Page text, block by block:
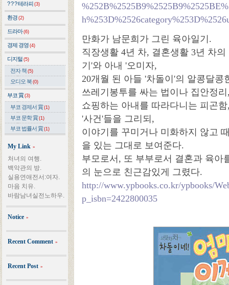
? ? ? 테라피 (3)
환경 (2)
드라마(6)
경제 경영 (4)
디지털 (5)
전자 책 (5)
오디오 북 (0)
부코 賞(3)
부코 경제서 賞(1)
부코 문학 賞(1)
부코 법률서 賞(1)
My Link »
처녀의 여행.
백악관의 방.
실용연애전서:여자.
마음 치유.
바람남녀실전노하우.
Notice »
Recent Comment »
Recent Post »
만화가 남문희가 그린 육아일기.
직장생활 4년 차, 결혼생활 3년 차
기'와 아내 '오미자,
20개월 된 아들 '차돌이'의 알콩달콩
쓰레기봉투를 싸는 법이나 집안정
쇼핑하는 아내를 따라다니는 피곤
'사건'들을 그리되,
이야기를 꾸미거나 미화하지 않고
을 있는 그대로 보여준다.
부모로서, 또 부부로서 결혼과 육아
의 눈으로 친근감있게 그렸다.
http://www.ypbooks.co.kr/ypbooks/
p_isbn=2422800035